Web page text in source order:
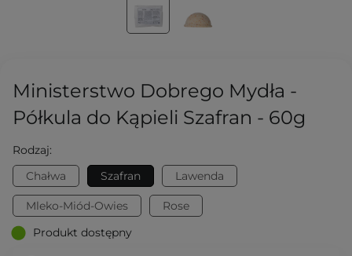
Ministerstwo Dobrego Mydła -
Półkula do Kąpieli Szafran - 60g
Rodzaj:
Chałwa
Szafran Lawenda
Mleko-Miód-Owies
Rose
Produkt dostępny